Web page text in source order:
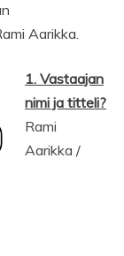
Aarikka.
1. Vastaajan
nimi ja titteli?
Rami
Aarikka /